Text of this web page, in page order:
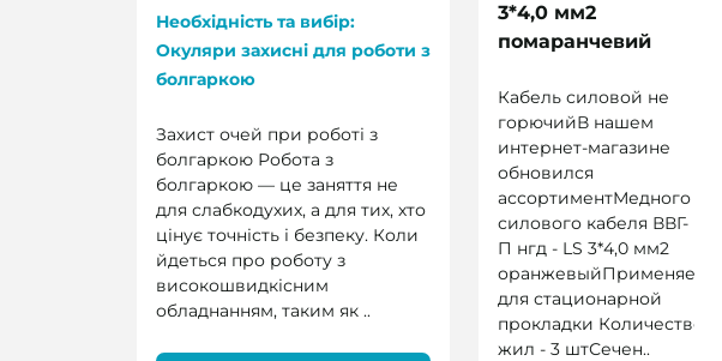
Необхідність та вибір:
Окуляри захисні для роботи з
болгаркою
Захист очей при роботі з
болгаркою Робота з
болгаркою — це заняття не
для слабкодухих, а для тих, хто
цінує точність і безпеку. Коли
йдеться про роботу з
високошвидкісним
обладнанням, таким як ..
3*4,0 мм2
помаранчевий
Кабель силовой не
горючийВ нашем
интернет-магазине
обновился
ассортиментМедного
силового кабеля ВВГ-
П нгд - LS 3*4,0 мм2
оранжевыйПрименяется
для стационарной
прокладки Количество
жил - 3 штСечен..